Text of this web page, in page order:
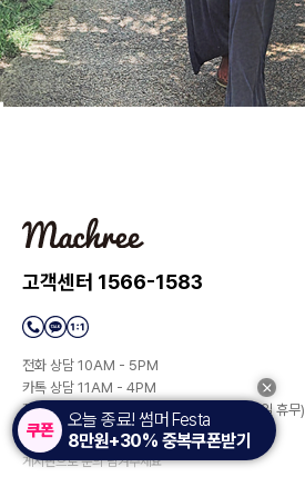
오늘 종료! 썸머 Festa
8만원+30% 중복쿠폰받기
고객센터 1566-1583
전화 상담 10AM - 5PM
카톡 상담 11AM - 4PM
점심 시간 12:30AM - 1:30PM(토/일/공휴일 휴무)
상담이 많아 전화 연결이 안될 시에는
게시판으로 문의 남겨주세요